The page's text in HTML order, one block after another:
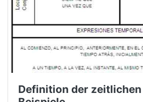
Definition der